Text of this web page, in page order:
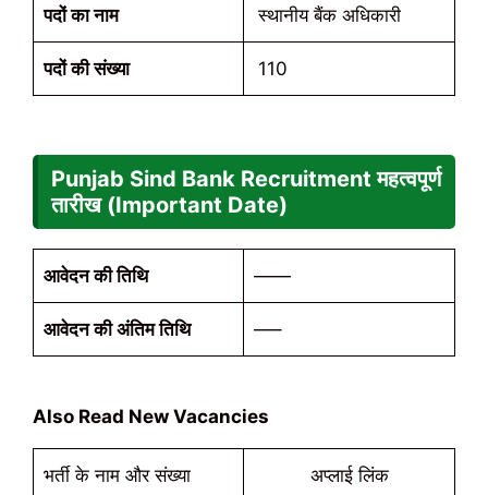
पदों का नाम स्थानीय बैंक अधिकारी
पदों की संख्या 110
Punjab Sind Bank Recruitment महत्वपूर्ण
तारीख (Important Date)
आवेदन की तिथि ——
आवेदन की अंतिम तिथि —–
Also Read New Vacancies
भर्ती के नाम और संख्या अप्लाई लिंक